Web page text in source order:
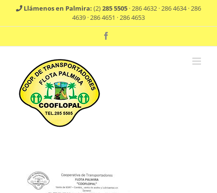
Saltar
contenido
Llámenos en Palmira: (2)285 5505 · 286 4632 · 286 4634 · 286
4639 · 286 4651 · 286 4653